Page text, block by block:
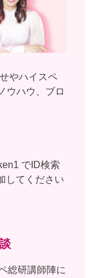
やハイスペ
ウハウ、ブロ
でID検索
してください
総研講師陣に